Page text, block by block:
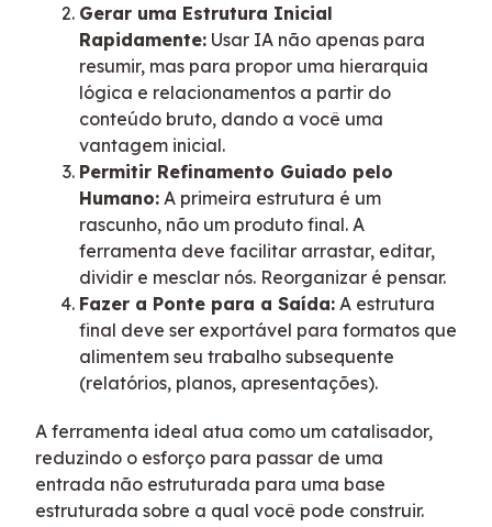
Gerar uma Estrutura Inicial
Rapidamente: Usar IA não apenas para
resumir, mas para propor uma hierarquia
lógica e relacionamentos a partir do
conteúdo bruto, dando a você uma
vantagem inicial.
Permitir Refinamento Guiado pelo
Humano: A primeira estrutura é um
rascunho, não um produto final. A
ferramenta deve facilitar arrastar, editar,
dividir e mesclar nós. Reorganizar é pensar.
Fazer a Ponte para a Saída: A estrutura
final deve ser exportável para formatos que
alimentem seu trabalho subsequente
(relatórios, planos, apresentações).
A ferramenta ideal atua como um catalisador,
reduzindo o esforço para passar de uma
entrada não estruturada para uma base
estruturada sobre a qual você pode construir.